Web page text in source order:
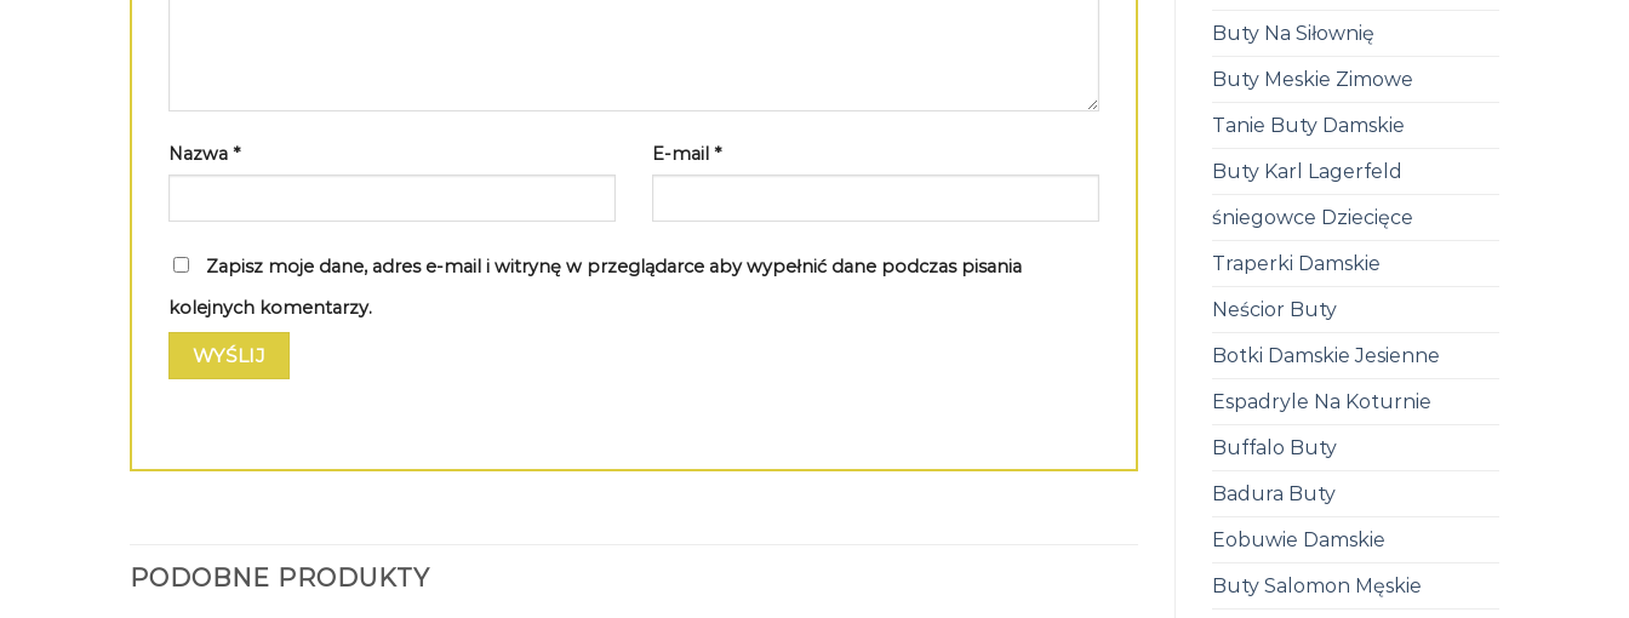
Buty Na Siłownię
Buty Meskie Zimowe
Tanie Buty Damskie
Buty Karl Lagerfeld
śniegowce Dziecięce
Traperki Damskie
Neścior Buty
Botki Damskie Jesienne
Espadryle Na Koturnie
Buffalo Buty
Badura Buty
Eobuwie Damskie
Buty Salomon Męskie
Nazwa * E-mail *
Zapisz moje dane, adres e-mail i witrynę w przeglądarce aby wypełnić dane podczas pisania
kolejnych komentarzy.
PODOBNE PRODUKTY